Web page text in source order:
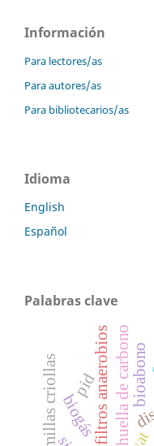
Información
Para lectores/as
Para autores/as
Para bibliotecarios/as
Idioma
English
Español
Palabras clave
huella de carbono
filtros anaerobios
biogás
bioabono
semillas criollas pid